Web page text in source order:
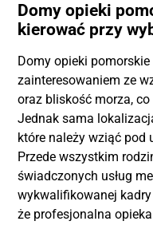
Domy opieki
kierować przy
Domy opieki
zainteresowaniem ze
oraz bliskość morza,
Jednak sama
które należy wziąć pod
Przede wszystkim
świadczonych usług
wykwalifikowanej
że profesjonalna